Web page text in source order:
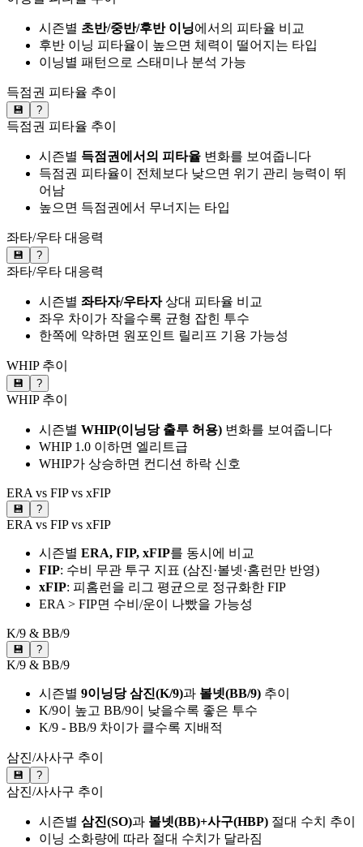
시즌별 초반/중반/후반 이닝에서의 피타율 비교
후반 이닝 피타율이 높으면 체력이 떨어지는 타입
이닝별 패턴으로 스태미나 분석 가능
득점권 피타율 추이
💾 ?
득점권 피타율 추이
시즌별 득점권에서의 피타율 변화를 보여줍니다
득점권 피타율이 전체보다 낮으면 위기 관리 능력이 뛰
어남
높으면 득점권에서 무너지는 타입
좌타/우타 대응력
💾 ?
좌타/우타 대응력
시즌별 좌타자/우타자상대 피타율 비교
좌우 차이가 작을수록 균형 잡힌 투수
한쪽에 약하면 원포인트 릴리프 기용 가능성
WHIP 추이
💾 ?
WHIP 추이
시즌별 WHIP(이닝당 출루 허용) 변화를 보여줍니다
WHIP 1.0 이하면 엘리트급
WHIP가 상승하면 컨디션 하락 신호
ERA vs FIP vs xFIP
💾 ?
ERA vs FIP vs xFIP
시즌별 ERA, FIP, xFIP를 동시에 비교
FIP: 수비 무관 투구 지표 (삼진·볼넷·홈런만 반영)
xFIP: 피홈런을 리그 평균으로 정규화한 FIP
ERA > FIP면 수비/운이 나빴을 가능성
K/9 & BB/9
💾 ?
K/9 & BB/9
시즌별 9이닝당 삼진(K/9)과 볼넷(BB/9) 추이
K/9이 높고 BB/9이 낮을수록 좋은 투수
K/9 - BB/9 차이가 클수록 지배적
삼진/사사구 추이
💾 ?
삼진/사사구 추이
시즌별 삼진(SO)과 볼넷(BB)+사구(HBP) 절대 수치 추이
이닝 소화량에 따라 절대 수치가 달라짐